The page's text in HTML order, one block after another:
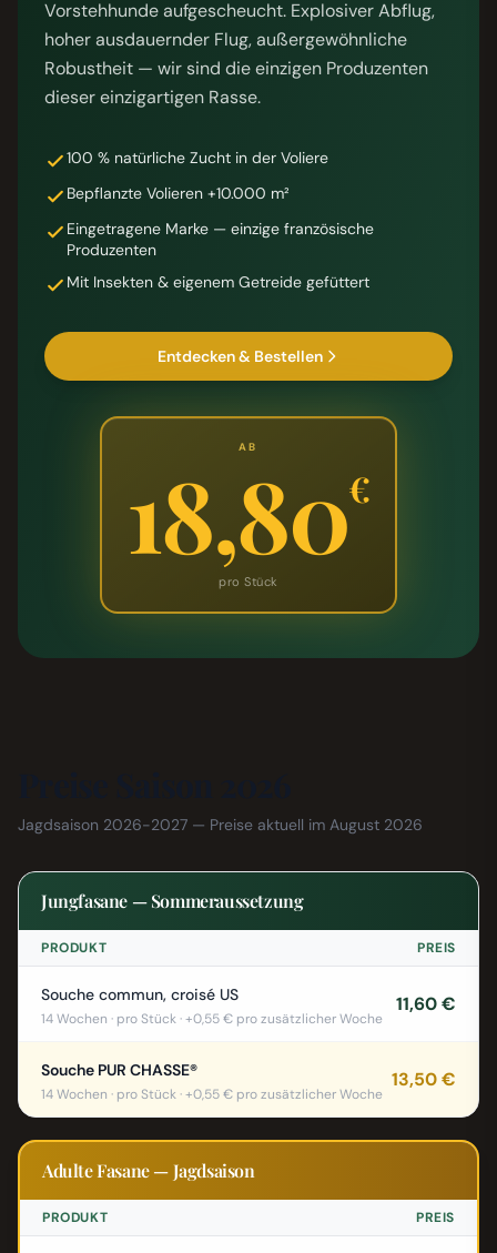
Vorstehhunde aufgescheucht. Explosiver Abflug,
hoher ausdauernder Flug, außergewöhnliche
Robustheit — wir sind die einzigen Produzenten
dieser einzigartigen Rasse.
100 % natürliche Zucht in der Voliere
Bepflanzte Volieren +10.000 m²
Eingetragene Marke — einzige französische
Produzenten
Mit Insekten & eigenem Getreide gefüttert
Entdecken & Bestellen
AB
18,80€
pro Stück
Jagdsaison 2026-2027 — Preise aktuell im August 2026
Jungfasane — Sommeraussetzung
PRODUKT PREIS
Souche commun, croisé US
14 Wochen · pro Stück · +0,55 € pro zusätzlicher Woche
11,60 €
Souche PUR CHASSE®
14 Wochen · pro Stück · +0,55 € pro zusätzlicher Woche
13,50 €
Adulte Fasane — Jagdsaison
PRODUKT PREIS